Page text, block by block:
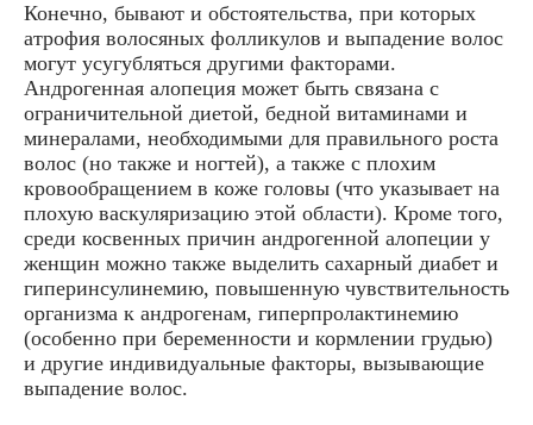
Конечно, бывают и обстоятельства, при которых
атрофия волосяных фолликулов и выпадение волос
могут усугубляться другими факторами.
Андрогенная алопеция может быть связана с
ограничительной диетой, бедной витаминами и
минералами, необходимыми для правильного роста
волос (но также и ногтей), а также с плохим
кровообращением в коже головы (что указывает на
плохую васкуляризацию этой области). Кроме того,
среди косвенных причин андрогенной алопеции у
женщин можно также выделить сахарный диабет и
гиперинсулинемию, повышенную чувствительность
организма к андрогенам, гиперпролактинемию
(особенно при беременности и кормлении грудью)
и другие индивидуальные факторы, вызывающие
выпадение волос.